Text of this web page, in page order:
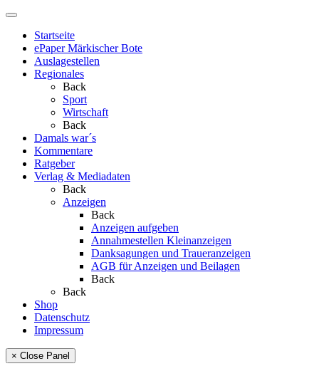
Startseite
ePaper Märkischer Bote
Auslagestellen
Regionales
Back
Sport
Wirtschaft
Back
Damals war´s
Kommentare
Ratgeber
Verlag & Mediadaten
Back
Anzeigen
Back
Anzeigen aufgeben
Annahmestellen Kleinanzeigen
Danksagungen und Traueranzeigen
AGB für Anzeigen und Beilagen
Back
Back
Shop
Datenschutz
Impressum
× Close Panel